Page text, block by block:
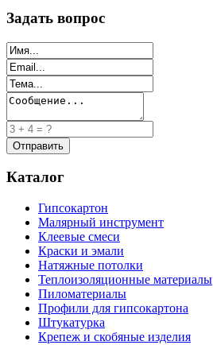
Задать вопрос
Каталог
Гипсокартон
Малярный инструмент
Клеевые смеси
Краски и эмали
Натяжные потолки
Теплоизоляционные материалы
Пиломатериалы
Профили для гипсокартона
Штукатурка
Крепеж и скобяные изделия